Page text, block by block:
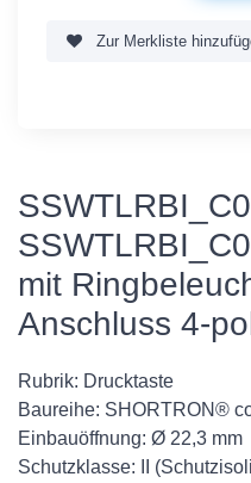
Zur Merkliste
mit
Anschluss 4-
Rubrik: Drucktaste
Baureihe: SHORTRON®
Einbauöffnung: Ø 22,3 mm
Schutzklasse: II